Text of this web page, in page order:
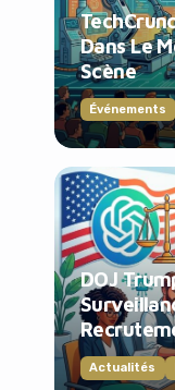
Dans Le
Scène
Événements
DOJ
Actualités